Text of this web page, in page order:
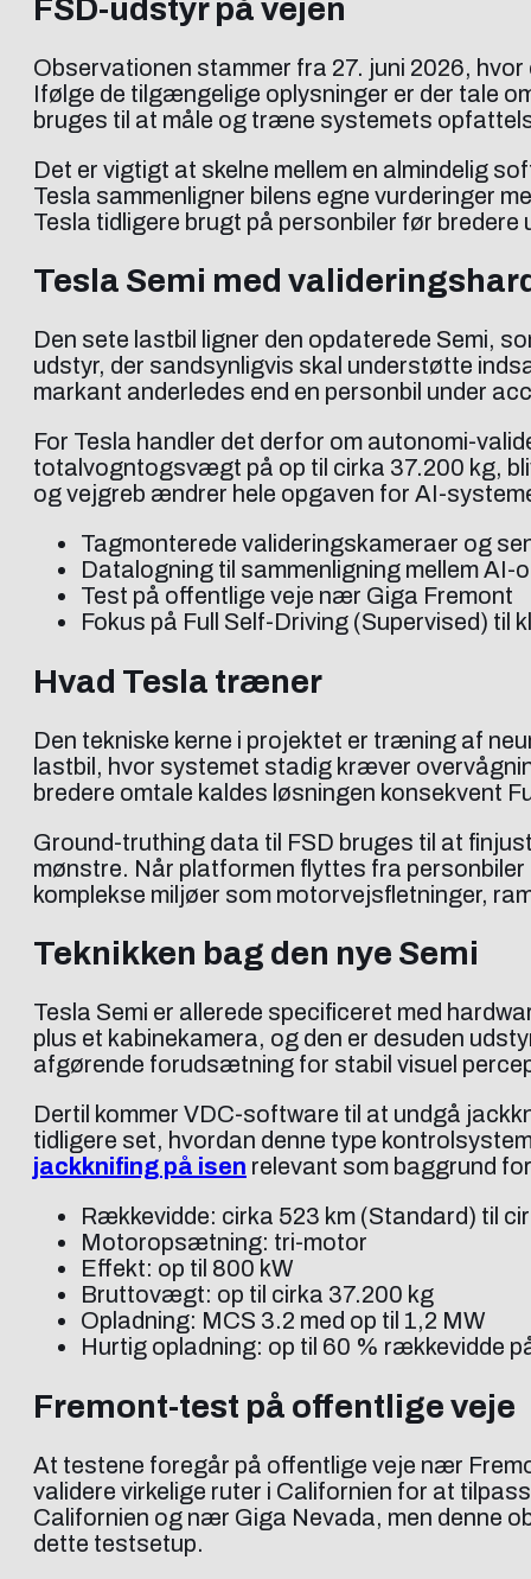
FSD-udstyr på vejen
Observationen stammer fra 27. juni 2026,
Ifølge de tilgængelige oplysninger er der tale
bruges til at måle og træne systemets
Det er vigtigt at skelne mellem en almindelig
Tesla sammenligner bilens egne vurderinger
Tesla tidligere brugt på personbiler før
Tesla Semi med
Den sete lastbil ligner den opdaterede Semi,
udstyr, der sandsynligvis skal understøtte
markant anderledes end en personbil under
For Tesla handler det derfor om autonomi-
totalvogntogsvægt på op til cirka 37.200 kg,
og vejgreb ændrer hele opgaven for AI-
Tagmonterede valideringskameraer og
Datalogning til sammenligning mellem
Test på offentlige veje nær Giga Fremont
Fokus på Full Self-Driving (Supervised) til
Hvad Tesla træner
Den tekniske kerne i projektet er træning af
lastbil, hvor systemet stadig kræver
bredere omtale kaldes løsningen konsekvent
Ground-truthing data til FSD bruges til at
mønstre. Når platformen flyttes fra
komplekse miljøer som motorvejsfletninger,
Teknikken bag den nye Semi
Tesla Semi er allerede specificeret med
plus et kabinekamera, og den er desuden
afgørende forudsætning for stabil visuel
Dertil kommer VDC-software til at undgå
tidligere set, hvordan denne type
jackknifing på isen relevant som baggrund
Rækkevidde: cirka 523 km (Standard) til
Motoropsætning: tri-motor
Effekt: op til 800 kW
Bruttovægt: op til cirka 37.200 kg
Opladning: MCS 3.2 med op til 1,2 MW
Hurtig opladning: op til 60 % rækkevidde
Fremont-test på offentlige veje
At testene foregår på offentlige veje nær
validere virkelige ruter i Californien for at
Californien og nær Giga Nevada, men denne
dette testsetup.